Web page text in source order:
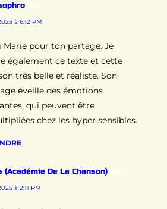
Dit :
à 6:12 PM
Marie pour ton partage. Je
également ce texte et cette
très belle et réaliste. Son
éveille des émotions
qui peuvent être
chez les hyper sensibles.
(Académie De La Chanson) Dit :
à 2:11 PM